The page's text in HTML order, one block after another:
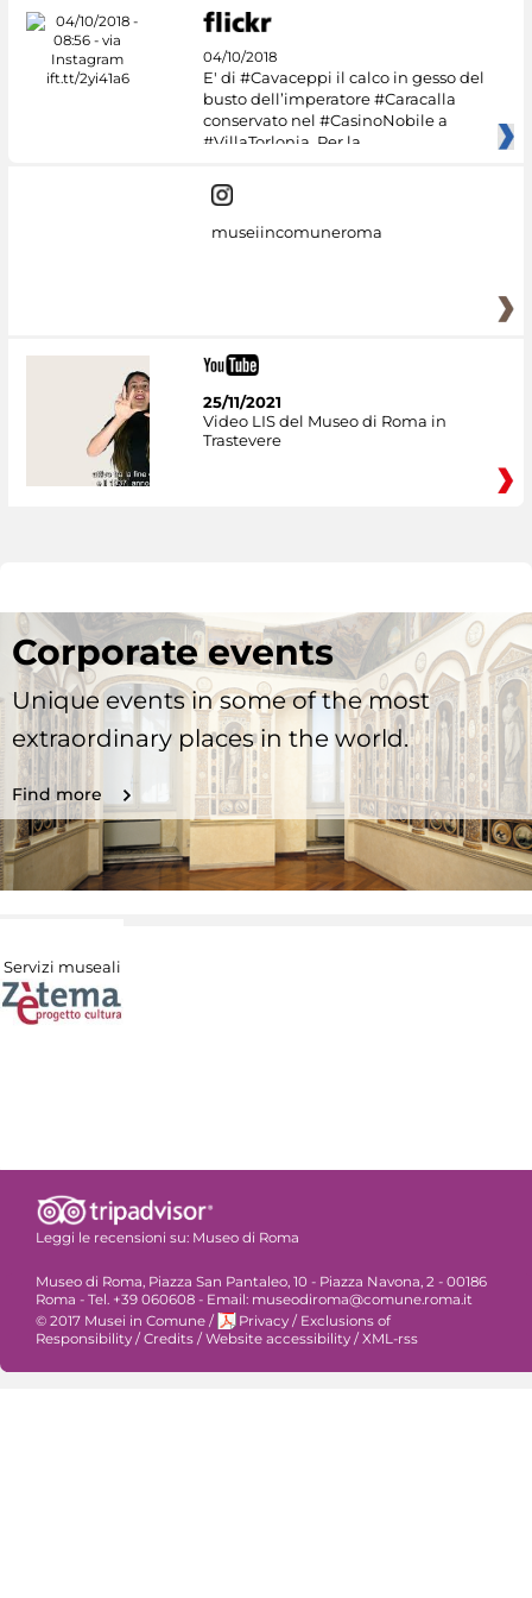
04/10/2018
E' di #Cavaceppi il calco in gesso del
busto dell’imperatore #Caracalla
conservato nel #CasinoNobile a
#VillaTorlonia. Per la
museiincomuneroma
25/11/2021
Video LIS del Museo di Roma in
Trastevere
Corporate events
Unique events in some of the most
extraordinary places in the world.
Find more
Servizi museali
Leggi le recensioni su: Museo di Roma
Museo di Roma, Piazza San Pantaleo, 10 - Piazza Navona, 2 - 00186
Roma - Tel. +39 060608 - Email: museodiroma@comune.roma.it
© 2017 Musei in Comune / Privacy / Exclusions of
Responsibility /Credits /Website accessibility /XML-rss